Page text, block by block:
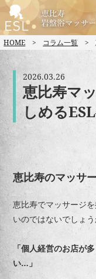
HOME
コラム一覧
2026.03.26
恵比寿マ
しめる
恵比寿のマッサ
恵比寿でマッサージ
いのではないでしょう
「個人経営のお店が
い…」